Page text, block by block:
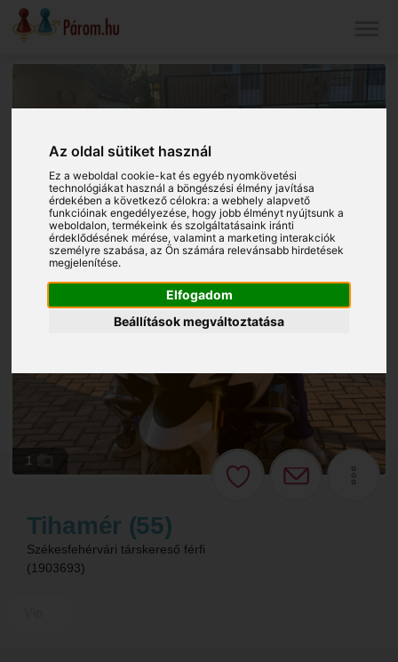
Az oldal sütiket használ
Ez a weboldal cookie-kat és egyéb nyomkövetési
technológiákat használ a böngészési élmény javítása
érdekében a következő célokra:a webhely alapvető
funkcióinak engedélyezése, hogy jobb élményt nyújtsunk a
weboldalon,termékeink és szolgáltatásaink iránti
érdeklődésének mérése, valamint a marketing interakciók
személyre szabása,az Ön számára relevánsabb hirdetések
megjelenítése.
Elfogadom
Beállítások megváltoztatása
1
Tihamér (55)
Székesfehérvári társkereső férfi
(1903693)